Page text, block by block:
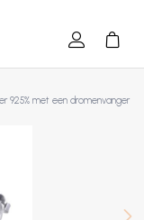
925% met een dromenvanger